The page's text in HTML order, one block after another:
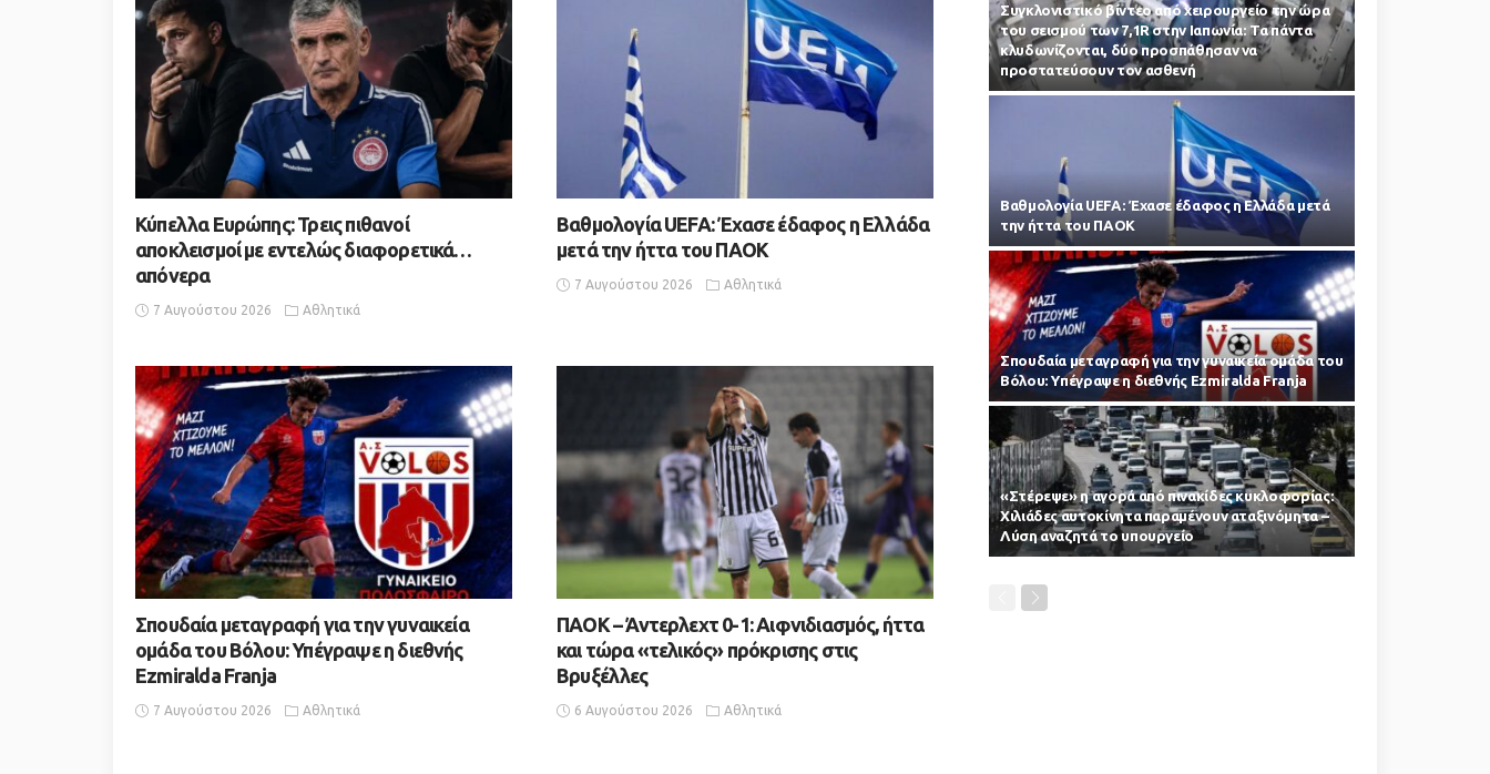
Κύπελλα Ευρώπης: Τρεις πιθανοί
αποκλεισμοί με εντελώς διαφορετικά…
απόνερα
7 Αυγούστου 2026 Αθλητικά
Βαθμολογία UEFA: Έχασε έδαφος η Ελλάδα
μετά την ήττα του ΠΑΟΚ
7 Αυγούστου 2026 Αθλητικά
Σπουδαία μεταγραφή για την γυναικεία
ομάδα του Βόλου: Υπέγραψε η διεθνής
Ezmiralda Franja
7 Αυγούστου 2026 Αθλητικά
ΠΑΟΚ – Άντερλεχτ 0-1: Αιφνιδιασμός, ήττα
και τώρα «τελικός» πρόκρισης στις
Βρυξέλλες
6 Αυγούστου 2026 Αθλητικά
Συγκλονιστικό βίντεο από χειρουργείο την ώρα
του σεισμού των 7,1R στην Ιαπωνία: Τα πάντα
κλυδωνίζονται, δύο προσπάθησαν να
προστατεύσουν τον ασθενή
Βαθμολογία UEFA: Έχασε έδαφος η Ελλάδα μετά
την ήττα του ΠΑΟΚ
Σπουδαία μεταγραφή για την γυναικεία ομάδα του
Βόλου: Υπέγραψε η διεθνής Ezmiralda Franja
«Στέρεψε» η αγορά από πινακίδες κυκλοφορίας:
Χιλιάδες αυτοκίνητα παραμένουν αταξινόμητα –
Λύση αναζητά το υπουργείο